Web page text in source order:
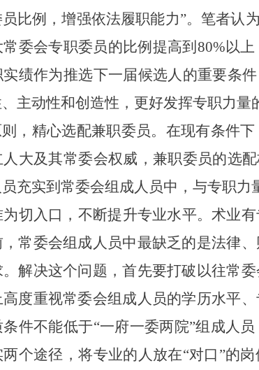
比例，增强依法履职能力”。笔者认
委会专职委员的比例提高到 80%以
绩作为推选下一届候选人的重要条
主动性和创造性，更好发挥专职力量
，精心选配兼职委员。 在现有条件
大及其常委会权威，兼职委员的选
充实到常委会组成人员中，与专职力
为切入口，不断提升专业水平。术业
常委会组成人员中最缺乏的是法律
解决这个问题，首先要打破以往常
度重视常委会组成人员的学历水平
件不能低于“一府一委两院”组成人
个途径，将专业的人放在“对口 ”的岗